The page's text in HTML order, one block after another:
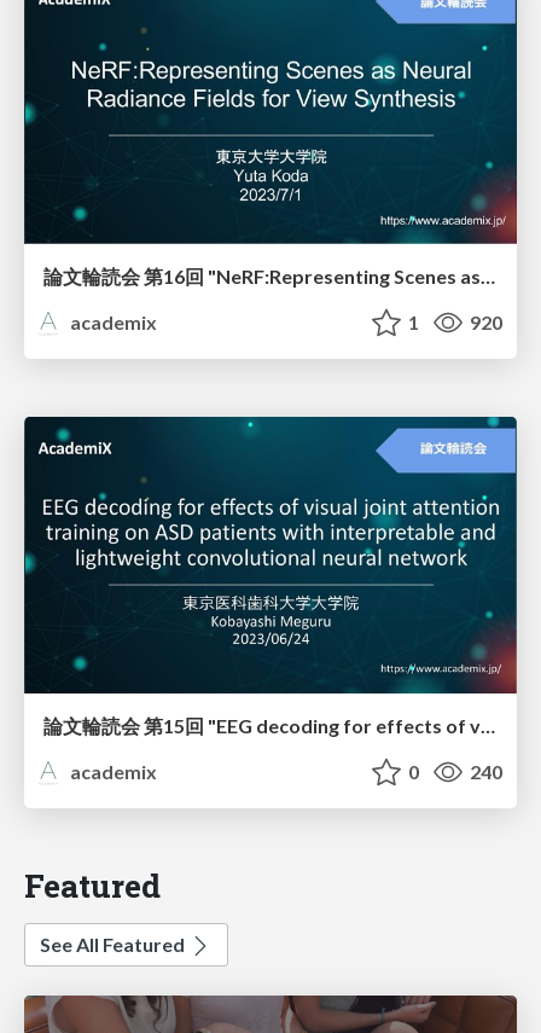
論文輪読会 第16回 "NeRF:Representing Scenes as Neural"
academix
1 920
論文輪読会 第15回 "EEG decoding for effects of visual joint attention training on ASD patients with interpretable and lightweight convolutional neural network"
academix
0 240
Featured
See All Featured